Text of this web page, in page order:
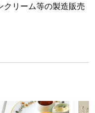
リーム等の製造販売